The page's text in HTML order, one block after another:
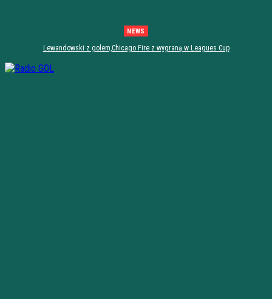
NEWS
Lewandowski z golem,Chicago Fire z wygraną w Leagues Cup